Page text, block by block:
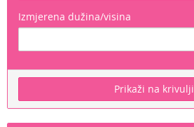
Izmjerena dužina/visina
Prikaži na krivulji